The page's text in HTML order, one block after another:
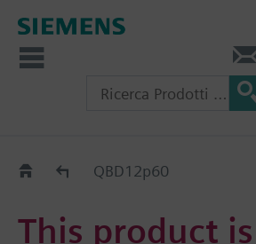
Old2NewQBD12p60
This product is